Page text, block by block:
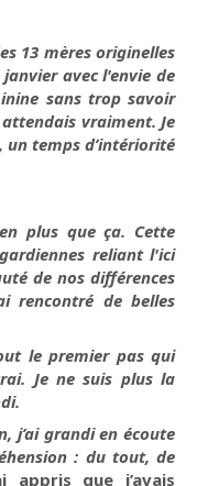
13 mères originelles
avec l'envie de
sans trop savoir
vraiment. Je
temps d’intériorité
plus que ça. Cette
reliant l'ici
de nos différences
rencontré de belles
le premier pas qui
Je ne suis plus la
j’ai grandi en écoute
: du tout, de
appris que j’avais